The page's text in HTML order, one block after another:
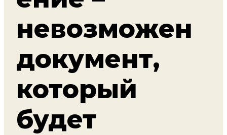
невозможен
документ,
который
будет